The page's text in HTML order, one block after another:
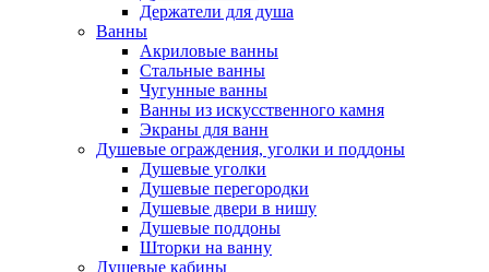
Держатели для душа
Ванны
Акриловые ванны
Стальные ванны
Чугунные ванны
Ванны из искусственного камня
Экраны для ванн
Душевые ограждения, уголки и поддоны
Душевые уголки
Душевые перегородки
Душевые двери в нишу
Душевые поддоны
Шторки на ванну
Душевые кабины